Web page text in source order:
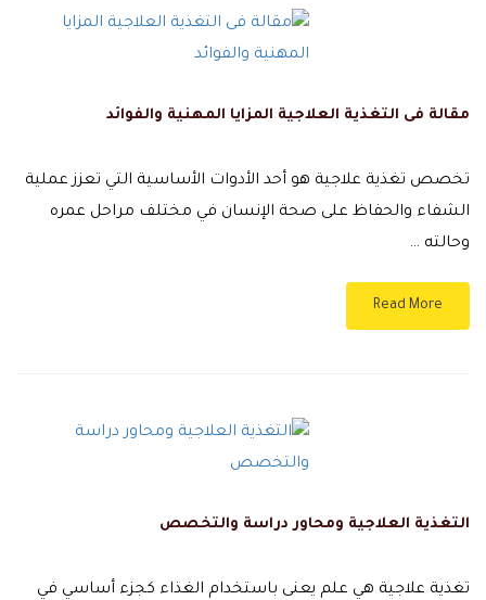
مقالة فى التغذية العلاجية المزايا المهنية والفوائد
تخصص تغذية علاجية هو أحد الأدوات الأساسية التي تعزز عملية
الشفاء والحفاظ على صحة الإنسان في مختلف مراحل عمره
وحالته …
Read More
التغذية العلاجية ومحاور دراسة والتخصص
تغذية علاجية هي علم يعنى باستخدام الغذاء كجزء أساسي في